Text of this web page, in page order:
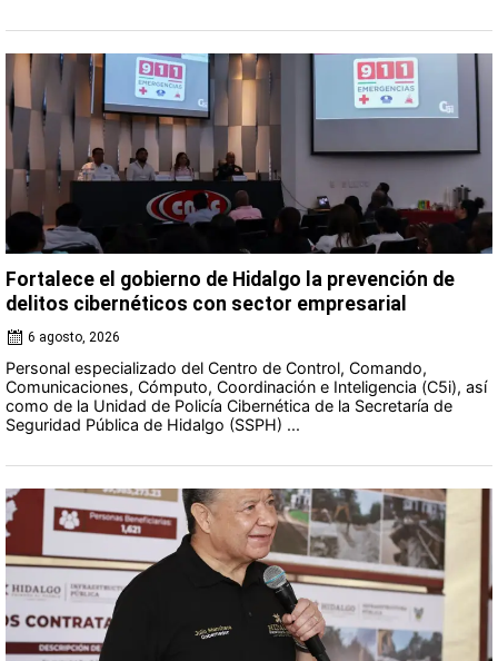
Fortalece el gobierno de Hidalgo la prevención de
delitos cibernéticos con sector empresarial
6 agosto, 2026
Personal especializado del Centro de Control, Comando,
Comunicaciones, Cómputo, Coordinación e Inteligencia (C5i), así
como de la Unidad de Policía Cibernética de la Secretaría de
Seguridad Pública de Hidalgo (SSPH) ...